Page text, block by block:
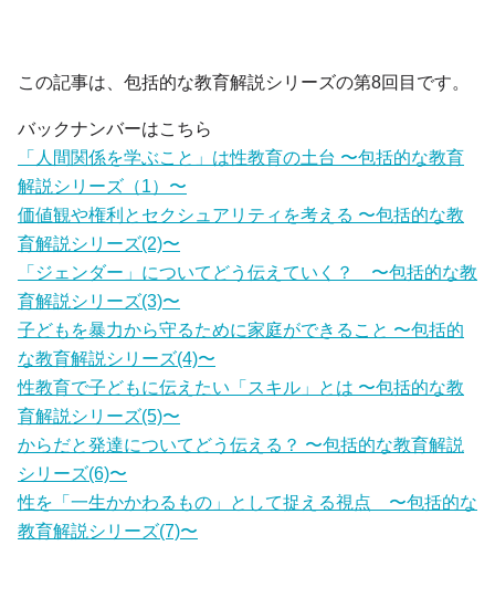
この記事は、包括的な教育解説シリーズの第8回目です。
バックナンバーはこちら
「人間関係を学ぶこと」は性教育の土台 〜包括的な教育
解説シリーズ（1）〜
価値観や権利とセクシュアリティを考える 〜包括的な教
育解説シリーズ(2)〜
「ジェンダー」についてどう伝えていく？ 〜包括的な教
育解説シリーズ(3)〜
子どもを暴力から守るために家庭ができること 〜包括的
な教育解説シリーズ(4)〜
性教育で子どもに伝えたい「スキル」とは 〜包括的な教
育解説シリーズ(5)〜
からだと発達についてどう伝える？ 〜包括的な教育解説
シリーズ(6)〜
性を「一生かかわるもの」として捉える視点 〜包括的な
教育解説シリーズ(7)〜